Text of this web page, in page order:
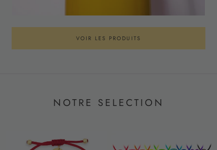
VOIR LES PRODUITS
NOTRE SELECTION